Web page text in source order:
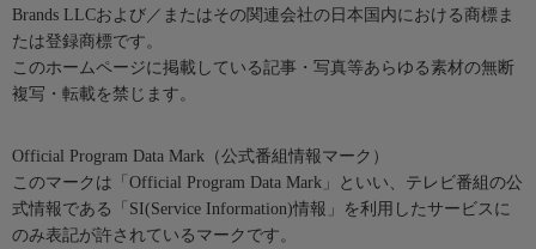
Brands LLCおよび／またはその関連会社の日本国内における商標ま
たは登録商標です。
このホームページに掲載している記事・写真等あらゆる素材の無断
複写・転載を禁じます。
Official Program Data Mark（公式番組情報マーク）
このマークは「Official Program Data Mark」といい、テレビ番組の公
式情報である「SI(Service Information)情報」を利用したサービスに
のみ表記が許されているマークです。